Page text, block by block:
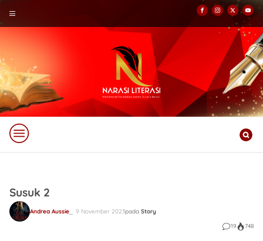
Susuk 2
Andrea Aussie 9 November 2023pada Story
19
748